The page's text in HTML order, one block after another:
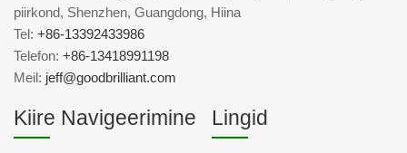
piirkond, Shenzhen, Guangdong, Hiina
Tel: +86-13392433986
Telefon: +86-13418991198
Meil: jeff@goodbrilliant.com
Kiire Navigeerimine Lingid